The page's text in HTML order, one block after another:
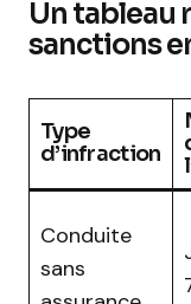
Un tableau
sanctions
Type
d’infraction
Conduite
sans